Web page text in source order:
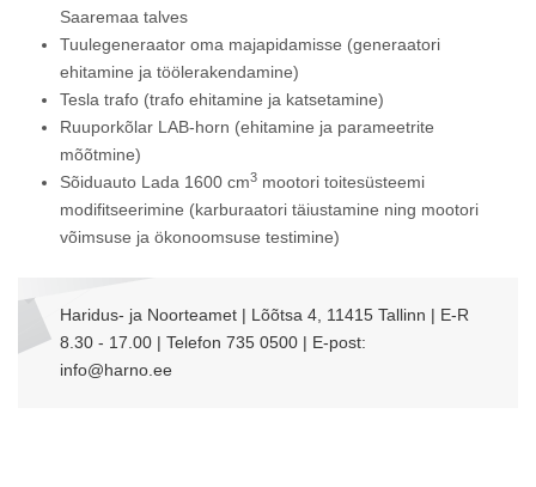
Saaremaa talves
Tuulegeneraator oma majapidamisse (generaatori
ehitamine ja töölerakendamine)
Tesla trafo (trafo ehitamine ja katsetamine)
Ruuporkõlar LAB-horn (ehitamine ja parameetrite
mõõtmine)
Sõiduauto Lada 1600 cm3 mootori toitesüsteemi
modifitseerimine (karburaatori täiustamine ning mootori
võimsuse ja ökonoomsuse testimine)
Haridus- ja Noorteamet | Lõõtsa 4, 11415 Tallinn | E-R
8.30 - 17.00 | Telefon 735 0500 | E-post:
info@harno.ee